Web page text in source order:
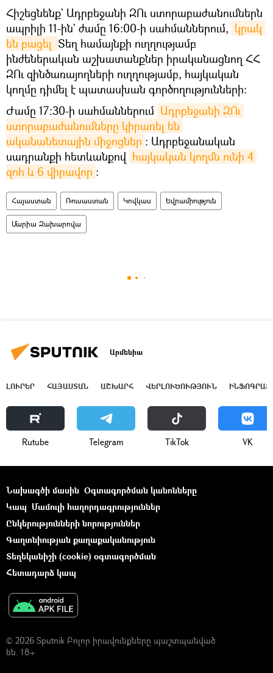
Հիշեցնենք` Ադրբեջանի ԶՈւ ստորաբաժանումներն
ապրիլի 11-ին` ժամը 16:00-ի սահմաններում, կրակ
են բացել Տեղ համայնքի ուղղությամբ
ինժեներական աշխատանքներ իրականացնող ՀՀ
ԶՈւ զինծառայողների ուղղությամբ, հայկական
կողմը դիմել է պատասխան գործողությունների:
Ժամը 17:30-ի սահմաններում Ադրբեջանի ԶՈւ
ստորաբաժանումները կիրառել են
ականանետային միջոցներ ։ Ադրբեջանական
սադրանքի հետևանքով հայկական կողմն ունի 4
զոհ և 6 վիրավոր ։
Հայաստան Ռուսաստան Կովկաս Եվրամիություն
Մարիա Զախարովա
Արմենիա
ԼՈՒՐԵՐ ՀԱՅԱՍՏԱՆ ԱՇԽԱՐՀ ՎԵՐԼՈՒԾՈՒԹՅՈՒՆ
Rutube Telegram ТikТоk VK
Նախագծի մասին Օգտագործման կանոնները
Կապ Մամուլի հաղորդագրություններ
Ընկերությունների նորություններ
Գաղտնիության քաղաքականություն
Տեղեկանիշի (cookie) օգտագործման
Հետադարձ կապ
© 2026 Sputnik Բոլոր իրավունքները պաշտպանված
են. 18+